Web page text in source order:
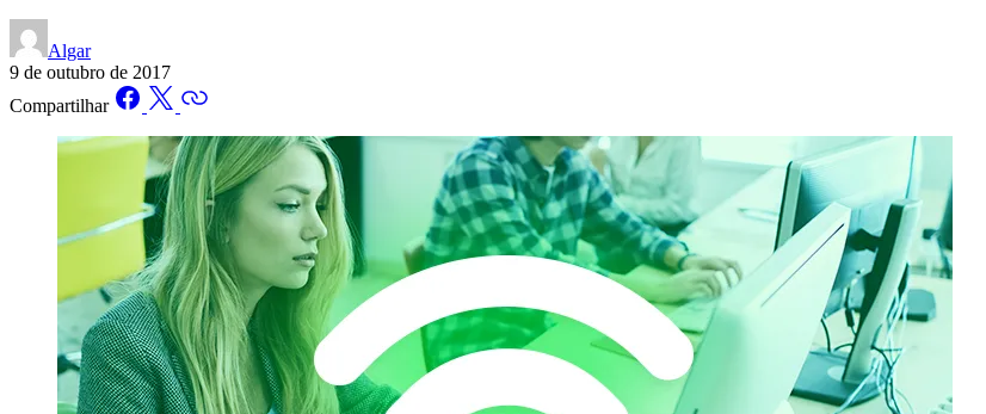
Algar
9 de outubro de 2017
Compartilhar